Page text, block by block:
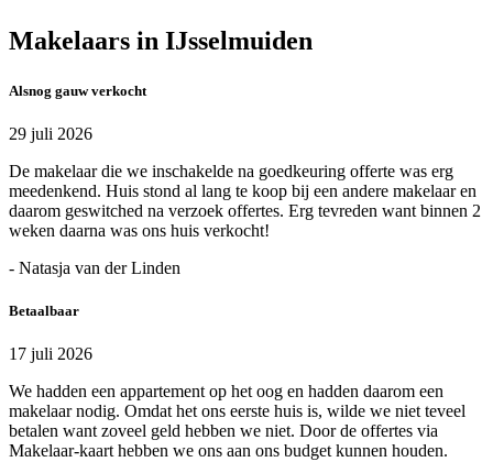
Makelaars in IJsselmuiden
Alsnog gauw verkocht
29 juli 2026
De makelaar die we inschakelde na goedkeuring offerte was erg
meedenkend. Huis stond al lang te koop bij een andere makelaar en
daarom geswitched na verzoek offertes. Erg tevreden want binnen 2
weken daarna was ons huis verkocht!
- Natasja van der Linden
Betaalbaar
17 juli 2026
We hadden een appartement op het oog en hadden daarom een
makelaar nodig. Omdat het ons eerste huis is, wilde we niet teveel
betalen want zoveel geld hebben we niet. Door de offertes via
Makelaar-kaart hebben we ons aan ons budget kunnen houden.